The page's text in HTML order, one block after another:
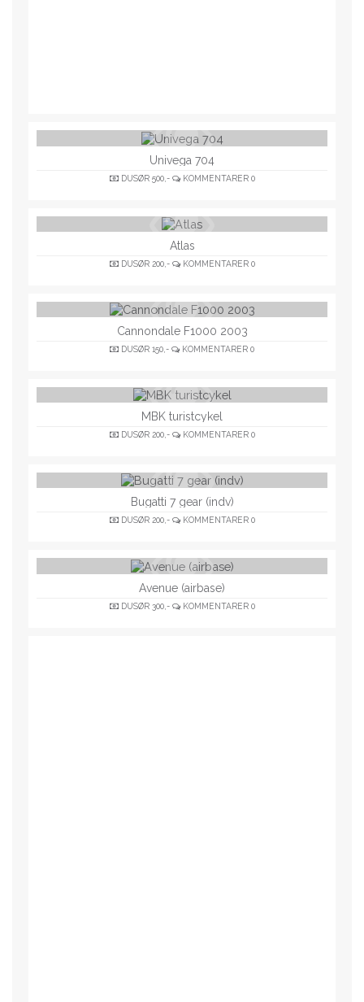
Univega 704
DUSØR 500,- KOMMENTARER 0
Atlas
DUSØR 200,- KOMMENTARER 0
Cannondale F1000 2003
DUSØR 150,- KOMMENTARER 0
MBK turistcykel
DUSØR 200,- KOMMENTARER 0
Bugatti 7 gear (indv)
DUSØR 200,- KOMMENTARER 0
Avenue (airbase)
DUSØR 300,- KOMMENTARER 0